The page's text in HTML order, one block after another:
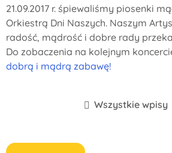
21.09.2017 r. śpiewaliśmy piosenki
Orkiestrą Dni Naszych. Naszym
radość, mądrość i dobre rady
Do zobaczenia na kolejnym
dobrą i mądrą zabawę!
Wszystkie wpisy